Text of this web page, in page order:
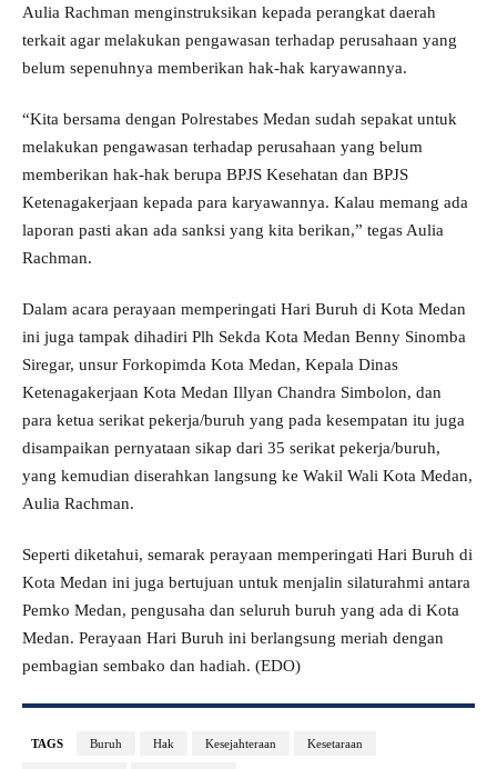
Aulia Rachman menginstruksikan kepada perangkat daerah
terkait agar melakukan pengawasan terhadap perusahaan yang
belum sepenuhnya memberikan hak-hak karyawannya.
“Kita bersama dengan Polrestabes Medan sudah sepakat untuk
melakukan pengawasan terhadap perusahaan yang belum
memberikan hak-hak berupa BPJS Kesehatan dan BPJS
Ketenagakerjaan kepada para karyawannya. Kalau memang ada
laporan pasti akan ada sanksi yang kita berikan,” tegas Aulia
Rachman.
Dalam acara perayaan memperingati Hari Buruh di Kota Medan
ini juga tampak dihadiri Plh Sekda Kota Medan Benny Sinomba
Siregar, unsur Forkopimda Kota Medan, Kepala Dinas
Ketenagakerjaan Kota Medan Illyan Chandra Simbolon, dan
para ketua serikat pekerja/buruh yang pada kesempatan itu juga
disampaikan pernyataan sikap dari 35 serikat pekerja/buruh,
yang kemudian diserahkan langsung ke Wakil Wali Kota Medan,
Aulia Rachman.
Seperti diketahui, semarak perayaan memperingati Hari Buruh di
Kota Medan ini juga bertujuan untuk menjalin silaturahmi antara
Pemko Medan, pengusaha dan seluruh buruh yang ada di Kota
Medan. Perayaan Hari Buruh ini berlangsung meriah dengan
pembagian sembako dan hadiah. (EDO)
TAGS Buruh Hak Kesejahteraan Kesetaraan